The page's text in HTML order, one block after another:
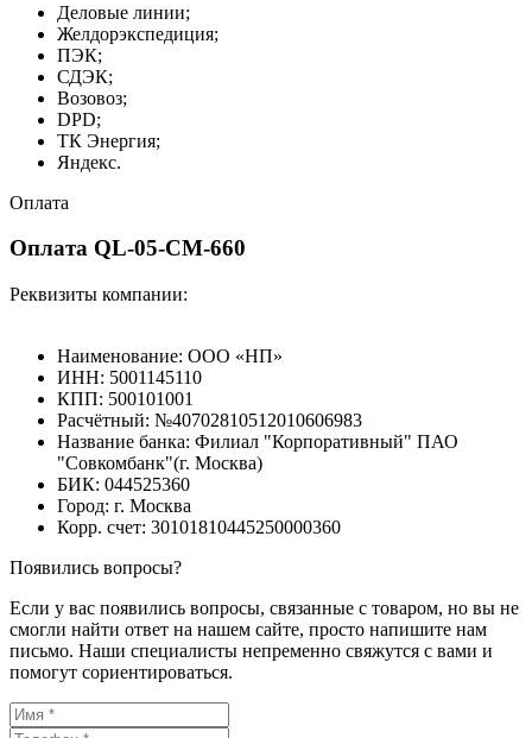
Деловые линии;
Желдорэкспедиция;
ПЭК;
СДЭК;
Возовоз;
DPD;
ТК Энергия;
Яндекс.
Оплата
Оплата QL-05-CM-660
Реквизиты компании:
Наименование: ООО «НП»
ИНН: 5001145110
КПП: 500101001
Расчётный: №40702810512010606983
Название банка: Филиал "Корпоративный" ПАО
"Совкомбанк"(г. Москва)
БИК: 044525360
Город: г. Москва
Корр. счет: 30101810445250000360
Появились вопросы?
Если у вас появились вопросы, связанные с товаром, но вы не
смогли найти ответ на нашем сайте, просто напишите нам
письмо. Наши специалисты непременно свяжутся с вами и
помогут сориентироваться.